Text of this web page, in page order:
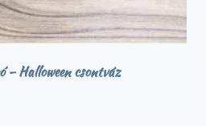
– Halloween csontváz